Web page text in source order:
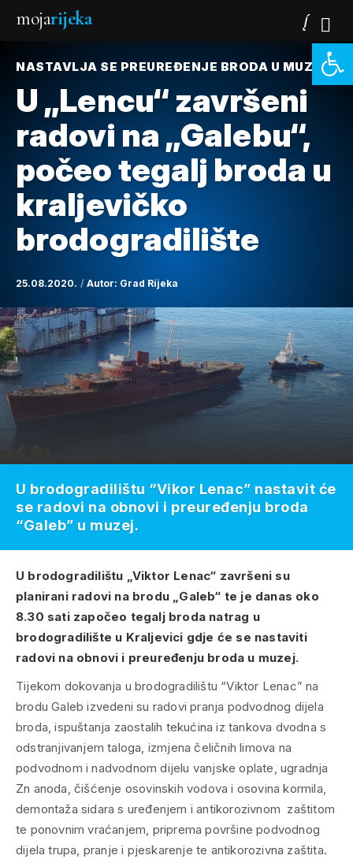
mojarijeka
NASTAVLJA SE PREUREĐENJE BRODA U MUZEJ
U „Lencu“ završeni
radovi na „Galebu“,
počeo tegalj broda u
kraljevičko
brodogradilište
25.08.2020. Autor: Grad Rijeka
U brodogradilištu „Viktor Lenac“ završeni su
planirani radovi na brodu „Galeb“ te je danas oko
8.30 sati započeo tegalj broda natrag u
brodogradilište u Kraljevici gdje će se nastaviti
radovi na obnovi i preuređenju broda u muzej.
Tijekom dokovanja u brodogradilištu “Viktor Lenac” na
brodu Galeb izvedeni su radovi pranja podvodnog dijela
broda, ispuštanja zaostalih tekućina iz tankova dvodna s
odstranjivanjem taloga, izmjena čeličnih limova na
podvodnom i nadvodnom dijelu vanjske oplate, ugradnja
Zn anoda, čišćenje osovinskih vodova i osovina kormila,
demontaža sidara s uređenjem i antikorozivnom zaštitom
te ponovnim vraćanjem, priprema površine podvodnog
dijela trupa, pranje i pjeskarenje te antikorozivna zaštita.
U brodogradilištu “Vikor Lenac” nastavit će
se radovi na obnovi i preuređenju broda
“Galeb” u muzej.